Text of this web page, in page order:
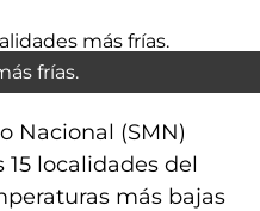
frías.
Nacional (SMN)
localidades del
más bajas